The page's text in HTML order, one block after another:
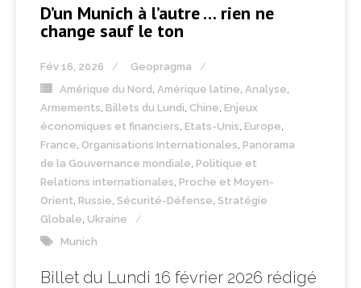
D’un Munich à l’autre … rien ne
change sauf le ton
Fév 16, 2026
Geopragma
Amérique du Nord Amérique latine Analyse
Armements Billets du Lundi Chine Enjeux
économiques et financiers Etats-Unis Europe
France Organisations Internationales Panorama
de la Gouvernance mondiale Politique et
Relations internationales Proche et Moyen-
Orient Russie Sécurité-Défense Stratégie
Globale Ukraine
Munich
Billet du Lundi 16 février 2026 rédigé